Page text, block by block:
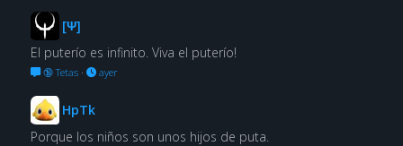
[Ψ]
El puterío es infinito. Viva el puterío!
🔞 Tetas· ayer
HpTk
Porque los niños son unos hijos de puta.